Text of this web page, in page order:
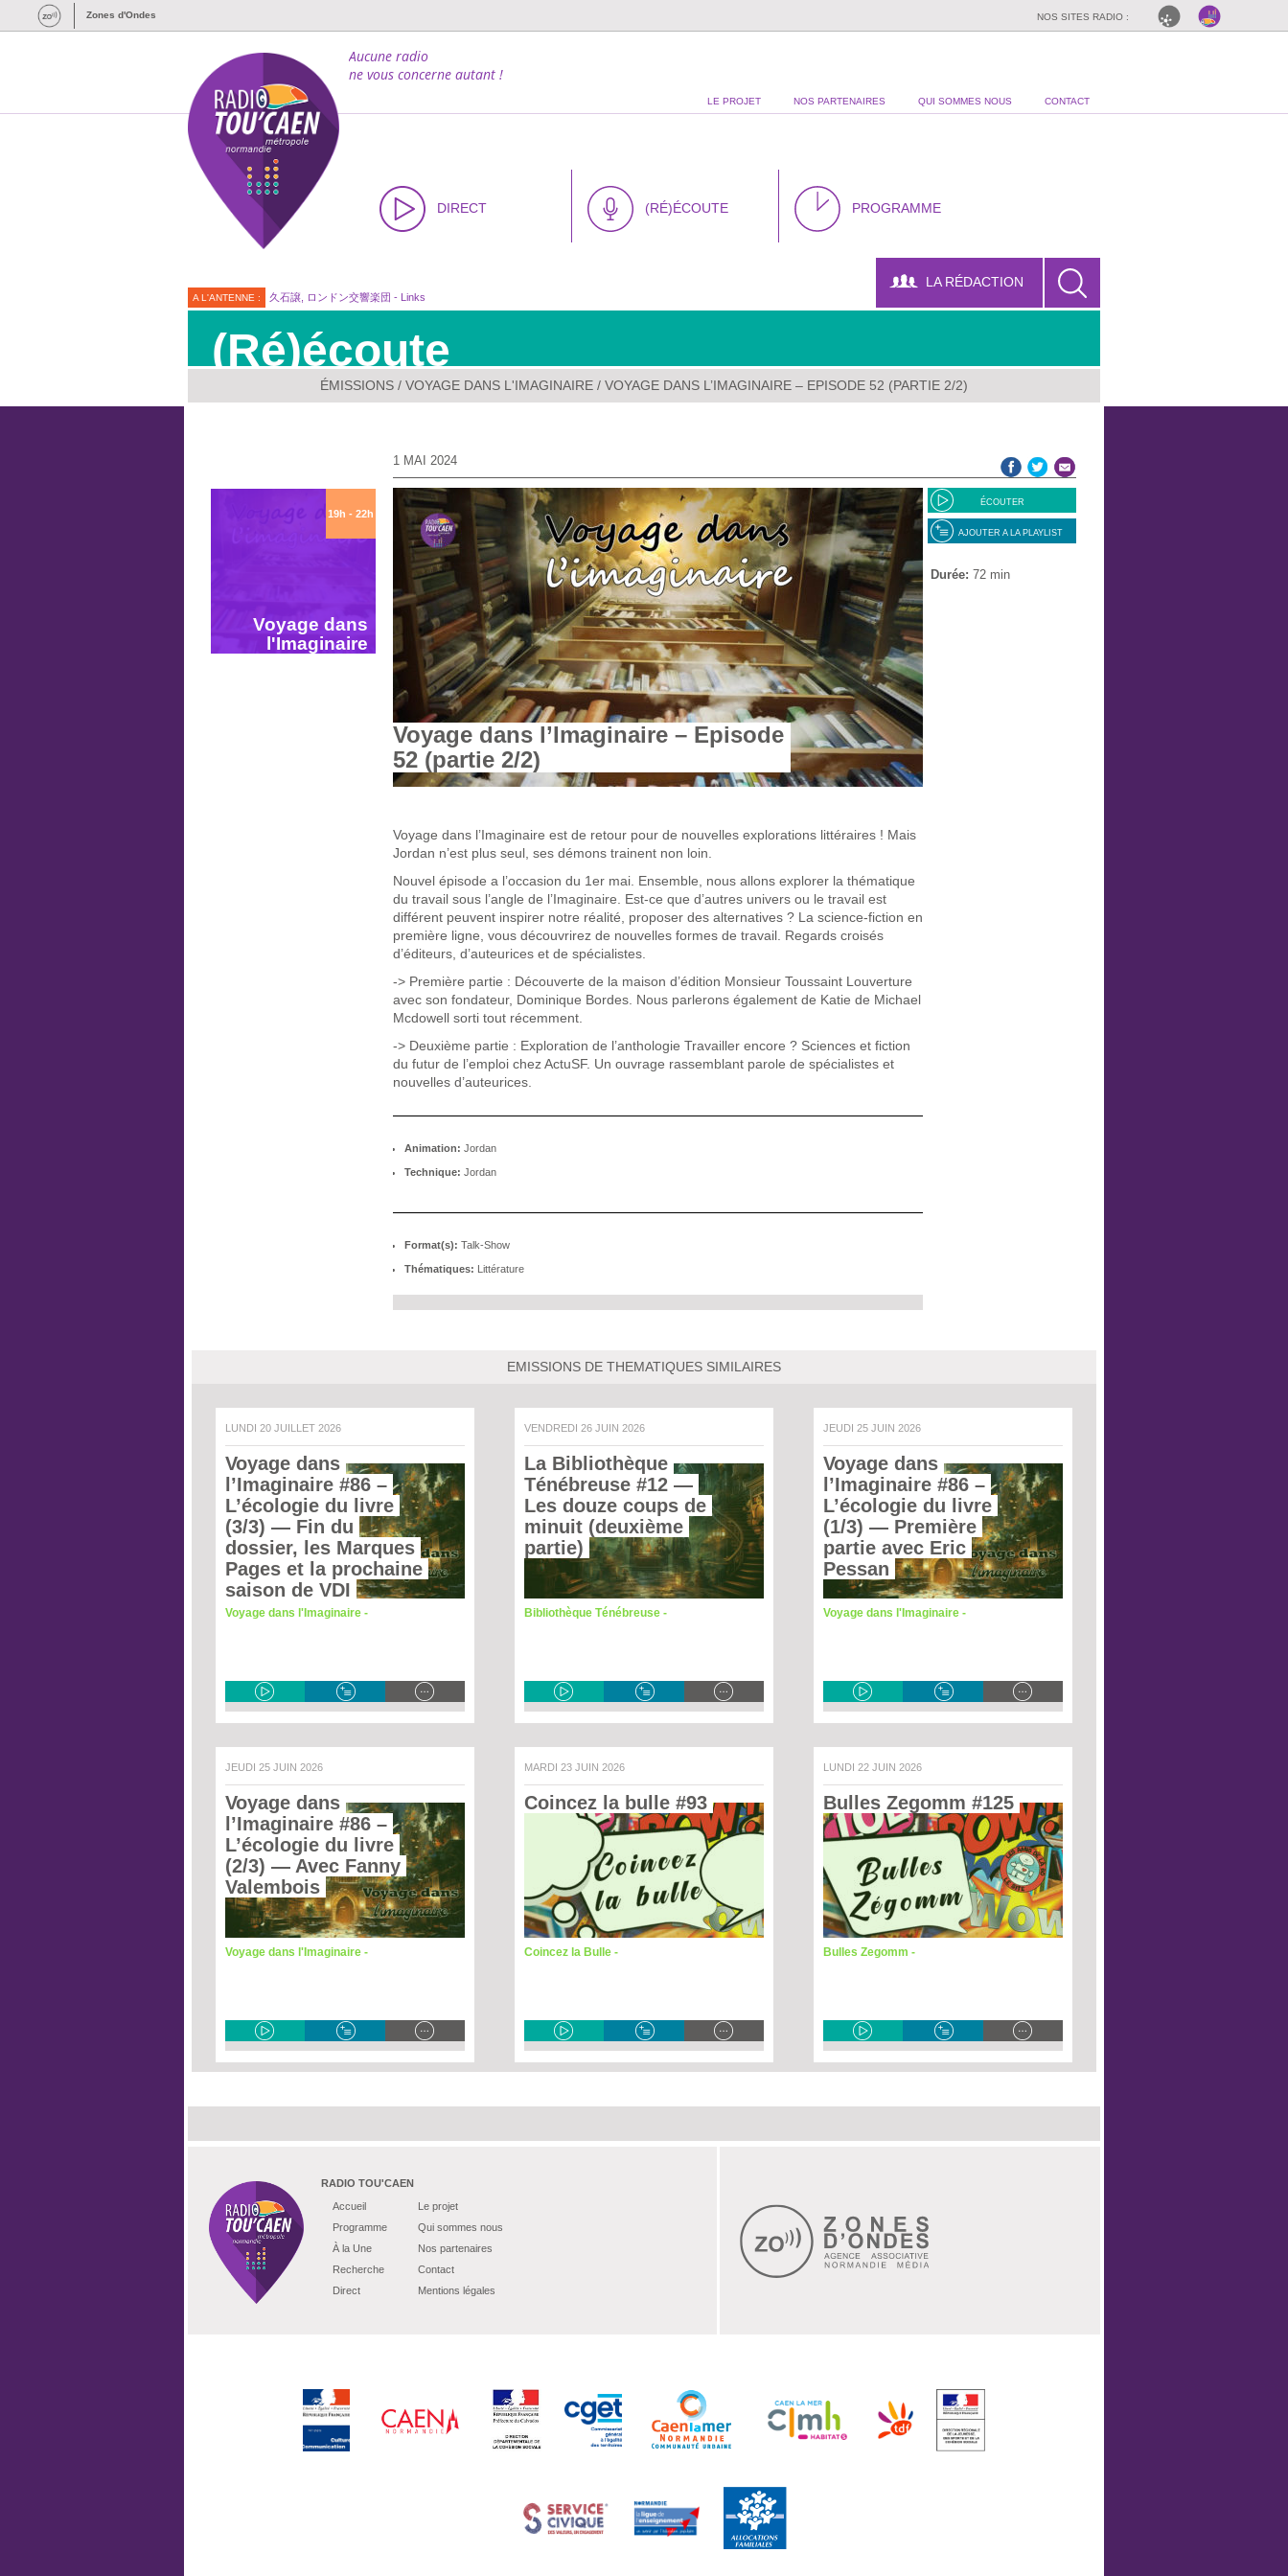
Zones d'Ondes NOS SITES RADIO :
LE PROJET NOS PARTENAIRES QUI SOMMES NOUS CONTACT
Aucune radio
ne vous concerne autant !
DIRECT (RÉ)ÉCOUTE PROGRAMME
A L'ANTENNE : 久石譲, ロンドン交響楽団 - Links
LA RÉDACTION
(Ré)écoute
ÉMISSIONS / VOYAGE DANS L'IMAGINAIRE / VOYAGE DANS L’IMAGINAIRE – EPISODE 52 (PARTIE 2/2)
19h - 22h
Voyage dans
l'Imaginaire
1 MAI 2024
ÉCOUTER
AJOUTER A LA PLAYLIST
Durée: 72 min
Voyage dans l’Imaginaire – Episode
52 (partie 2/2)
Voyage dans l’Imaginaire est de retour pour de nouvelles explorations littéraires ! Mais
Jordan n’est plus seul, ses démons trainent non loin.
Nouvel épisode a l’occasion du 1er mai. Ensemble, nous allons explorer la thématique
du travail sous l’angle de l’Imaginaire. Est-ce que d’autres univers ou le travail est
différent peuvent inspirer notre réalité, proposer des alternatives ? La science-fiction en
première ligne, vous découvrirez de nouvelles formes de travail. Regards croisés
d’éditeurs, d’auteurices et de spécialistes.
-> Première partie : Découverte de la maison d’édition Monsieur Toussaint Louverture
avec son fondateur, Dominique Bordes. Nous parlerons également de Katie de Michael
Mcdowell sorti tout récemment.
-> Deuxième partie : Exploration de l’anthologie Travailler encore ? Sciences et fiction
du futur de l’emploi chez ActuSF. Un ouvrage rassemblant parole de spécialistes et
nouvelles d’auteurices.
Animation: Jordan
Technique: Jordan
Format(s): Talk-Show
Thématiques: Littérature
EMISSIONS DE THEMATIQUES SIMILAIRES
LUNDI 20 JUILLET 2026
Voyage dans
l’Imaginaire #86 –
L’écologie du livre
(3/3) — Fin du
dossier, les Marques
Pages et la prochaine
saison de VDI
Voyage dans l'Imaginaire -
VENDREDI 26 JUIN 2026
La Bibliothèque
Ténébreuse #12 —
Les douze coups de
minuit (deuxième
partie)
Bibliothèque Ténébreuse -
JEUDI 25 JUIN 2026
Voyage dans
l’Imaginaire #86 –
L’écologie du livre
(1/3) — Première
partie avec Eric
Pessan
Voyage dans l'Imaginaire -
JEUDI 25 JUIN 2026
Voyage dans
l’Imaginaire #86 –
L’écologie du livre
(2/3) — Avec Fanny
Valembois
Voyage dans l'Imaginaire -
MARDI 23 JUIN 2026
Coincez la bulle #93
Coincez la Bulle -
LUNDI 22 JUIN 2026
Bulles Zegomm #125
Bulles Zegomm -
RADIO TOU'CAEN
Accueil
Programme
À la Une
Recherche
Direct
Le projet
Qui sommes nous
Nos partenaires
Contact
Mentions légales